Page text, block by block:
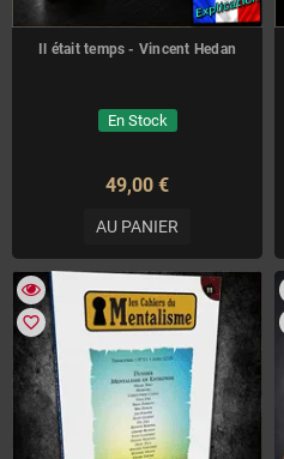
Il était temps - Vincent Hedan
En Stock
49,00 €
AU PANIER
favorite_border